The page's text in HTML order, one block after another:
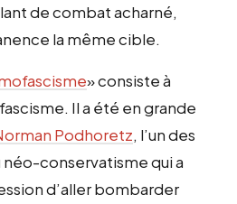
de combat acharné,
la même cible.
» consiste à
Il a été en grande
Podhoretz, l’un des
conservatisme qui a
d’aller bombarder